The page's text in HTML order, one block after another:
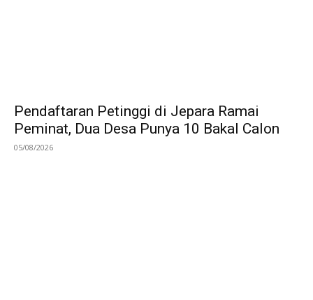
Pendaftaran Petinggi di Jepara Ramai
Peminat, Dua Desa Punya 10 Bakal Calon
05/08/2026